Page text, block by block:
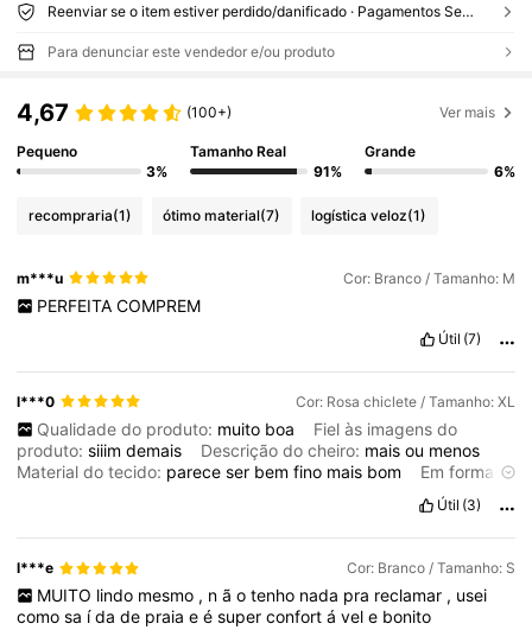
Reenviar se o item estiver perdido/danificado · Pagamentos Seguros · Proteção de privacidade
Para denunciar este vendedor e/ou produto
4,67 (100+) Ver mais
Pequeno
3%
Tamanho Real
91%
Grande
6%
recompraria(1) ótimo material(7) logística veloz(1)
m***u Cor: Branco / Tamanho: M
PERFEITA COMPREM
Útil (7)
l***0 Cor: Rosa chiclete / Tamanho: XL
Qualidade do produto: muito boa
Fiel às imagens do
produto:siiimdemais Descrição do cheiro: maisou menos
Material do tecido: pareceser bemfino mais bom
Em forma:
Útil (3)
l***e Cor: Branco / Tamanho: S
MUITO lindo mesmo , n ã o tenho nada pra reclamar , usei
comosa ídade praiaeésuperconfortávele bonito